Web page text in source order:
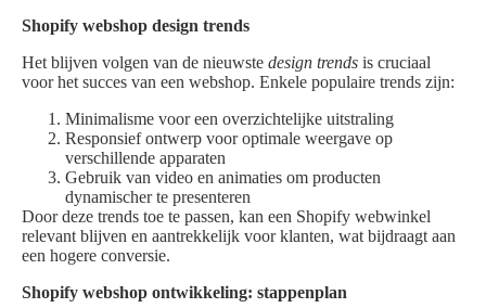
Shopify webshop design trends
Het blijven volgen van de nieuwste design trends is cruciaal
voor het succes van een webshop. Enkele populaire trends zijn:
Minimalisme voor een overzichtelijke uitstraling
Responsief ontwerp voor optimale weergave op
verschillende apparaten
Gebruik van video en animaties om producten
dynamischer te presenteren
Door deze trends toe te passen, kan een Shopify webwinkel
relevant blijven en aantrekkelijk voor klanten, wat bijdraagt aan
een hogere conversie.
Shopify webshop ontwikkeling: stappenplan